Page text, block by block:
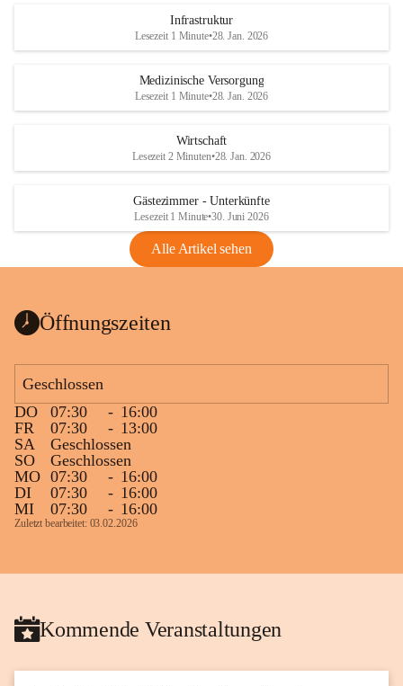
Infrastruktur
Lesezeit 1 Minute•28. Jan. 2026
Medizinische Versorgung
Lesezeit 1 Minute•28. Jan. 2026
Wirtschaft
Lesezeit 2 Minuten•28. Jan. 2026
Gästezimmer - Unterkünfte
Lesezeit 1 Minute•30. Juni 2026
Alle Artikel sehen
Öffnungszeiten
Geschlossen
DO
07:30 - 16:00
FR
07:30 - 13:00
SA
Geschlossen
SO
Geschlossen
MO 07:30 - 16:00
DI
07:30 - 16:00
MI
07:30 - 16:00
Zuletzt bearbeitet: 03.02.2026
Kommende Veranstaltungen